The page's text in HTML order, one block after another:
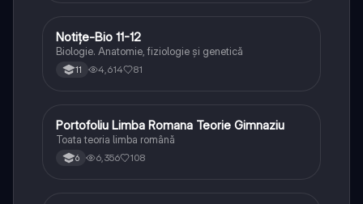
Biologie
Notițe-Bio 11-12
Biologie. Anatomie, fiziologie și genetică
11 4,614 81
Limba și literatura română
Portofoliu Limba Romana Teorie Gimnaziu
Toata teoria limba română
6 6,356 108